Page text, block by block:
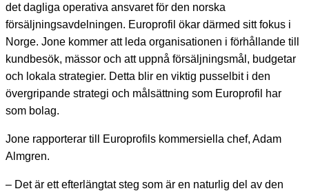
det dagliga operativa ansvaret för den norska
försäljningsavdelningen. Europrofil ökar därmed sitt fokus i
Norge. Jone kommer att leda organisationen i förhållande till
kundbesök, mässor och att uppnå försäljningsmål, budgetar
och lokala strategier. Detta blir en viktig pusselbit i den
övergripande strategi och målsättning som Europrofil har
som bolag.
Jone rapporterar till Europrofils kommersiella chef, Adam
Almgren.
– Det är ett efterlängtat steg som är en naturlig del av den